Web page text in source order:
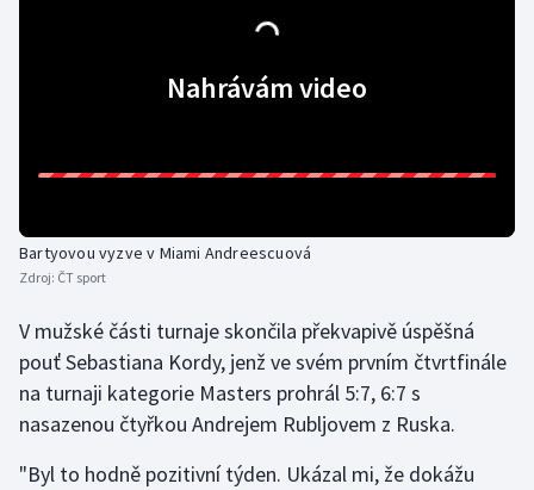
Moderní pětiboj
Motorsport
Olympijské hry
Parasport
Plavání
Plážový volejbal
Nahrávám video
Bartyovou vyzve v Miami Andreescuová
Zdroj: ČT sport
V mužské části turnaje skončila překvapivě úspěšná
pouť Sebastiana Kordy, jenž ve svém prvním čtvrtfinále
na turnaji kategorie Masters prohrál 5:7, 6:7 s
nasazenou čtyřkou Andrejem Rubljovem z Ruska.
"Byl to hodně pozitivní týden. Ukázal mi, že dokážu